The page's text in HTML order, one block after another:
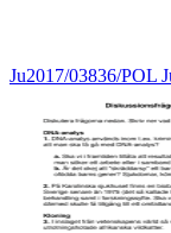
Ju2017/03836/POL